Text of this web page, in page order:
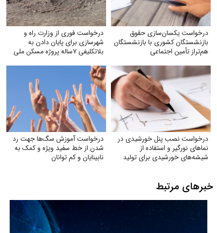
درخواست یکسان‌سازی حقوق
بازنشستگان کشوری با بازنشستگان
هم‌تراز تأمین اجتماعی
درخواست فوری از وزارت راه و
شهرسازی برای پایان دادن به
بلاتکلیفی ۷ساله پروژه مسکن ملی
درخواست نصب پنل خورشیدی در
نماهای نورگیر و استفاده از
شیشه‌های خورشیدی برای تولید
درخواست آموزش سگ‌ها جهت رد
شدن از خط سفید ویژه و کمک به
نابینایان و کم توانان
خبرهای مرتبط